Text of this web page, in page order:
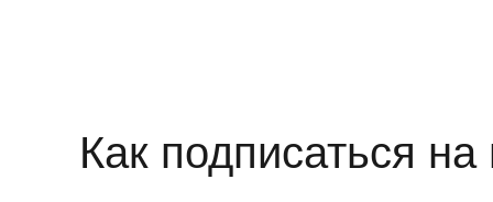
Как подписаться